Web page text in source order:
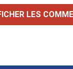
LES